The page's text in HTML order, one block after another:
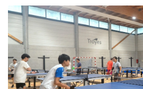
ENGLISH
中文
FRANÇAIS
РУССКИЙ